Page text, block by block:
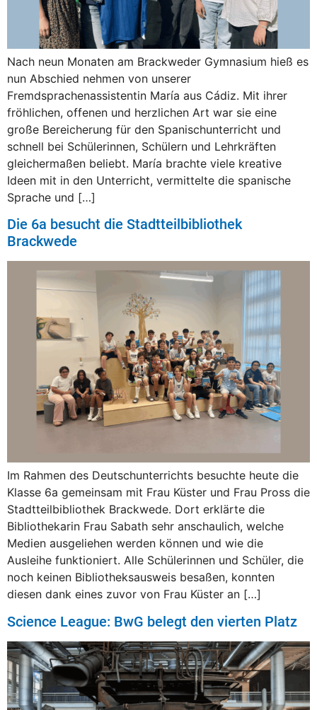
Nach neun Monaten am Brackweder Gymnasium hieß es
nun Abschied nehmen von unserer
Fremdsprachenassistentin María aus Cádiz. Mit ihrer
fröhlichen, offenen und herzlichen Art war sie eine
große Bereicherung für den Spanischunterricht und
schnell bei Schülerinnen, Schülern und Lehrkräften
gleichermaßen beliebt. María brachte viele kreative
Ideen mit in den Unterricht, vermittelte die spanische
Sprache und […]
Die 6a besucht die Stadtteilbibliothek
Brackwede
Im Rahmen des Deutschunterrichts besuchte heute die
Klasse 6a gemeinsam mit Frau Küster und Frau Pross die
Stadtteilbibliothek Brackwede. Dort erklärte die
Bibliothekarin Frau Sabath sehr anschaulich, welche
Medien ausgeliehen werden können und wie die
Ausleihe funktioniert. Alle Schülerinnen und Schüler, die
noch keinen Bibliotheksausweis besaßen, konnten
diesen dank eines zuvor von Frau Küster an […]
Science League: BwG belegt den vierten Platz